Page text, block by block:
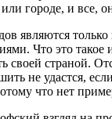
городе, и все,
являются
Что это такое
своей страной.
не удастся,
что нет